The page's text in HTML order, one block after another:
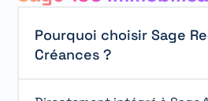
Pourquoi choisir Sage
Créances ?